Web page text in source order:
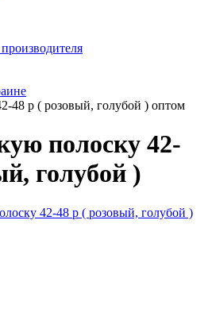
48 р ( розовый, голубой ) оптом
полоску 42-
голубой )